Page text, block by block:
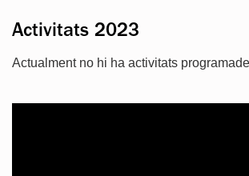
Activitats 2023
Actualment no hi ha activitats